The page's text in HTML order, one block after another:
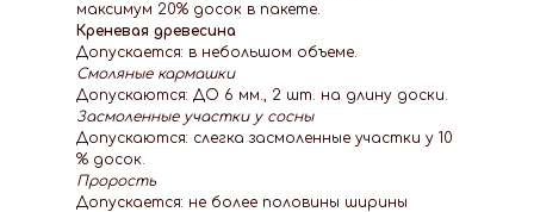
максимум 20% досок в пакете.
Креневая древесина
Допускается: в небольшом объеме.
Смоляные кармашки
Допускаются: ДО 6 мм., 2 шт. на длину доски.
Засмоленные участки у сосны
Допускаются: слегка засмоленные участки у 10
% досок.
Прорость
Допускается: не более половины ширины